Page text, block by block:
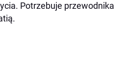
Potrzebuje przewodnika